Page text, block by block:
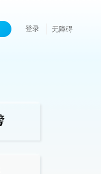
登录 无障碍